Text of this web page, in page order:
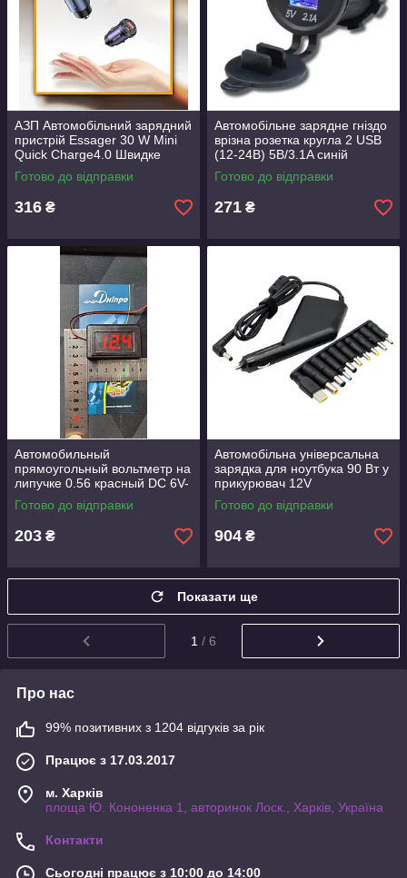
АЗП Автомобільний зарядний
пристрій Essager 30 W Mini
Quick Charge4.0 Швидке
заряджання PD+QC
USB+Type-C
Готово до відправки
316 ₴
Автомобільне зарядне гніздо
врізна розетка кругла 2 USB
(12-24В) 5В/3.1A синій
індикатор
Готово до відправки
271 ₴
Автомобильный
прямоугольный вольтметр на
липучке 0.56 красный DC 6V-
12V-24V для легковых
грузовых спецтехника
Готово до відправки
203 ₴
Автомобільна універсальна
зарядка для ноутбука 90 Вт у
прикурювач 12V
Готово до відправки
904 ₴
Показати ще
1 / 6
Про нас
99% позитивних з 1204 відгуків за рік
Працює з 17.03.2017
м. Харків
площа Ю. Кононенка 1, авторинок Лоск., Харків, Україна
Контакти
Сьогодні працює з 10:00 до 14:00